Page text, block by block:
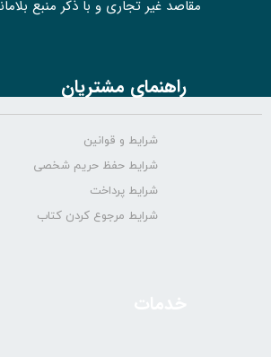
مقاصد غیر تجاری و با ذکر منبع
راهنمای مشتریان
شرایط و قوانین
شرایط حفظ حریم شخصی
شرایط پرداخت
شرایط مرجوع کردن کتاب